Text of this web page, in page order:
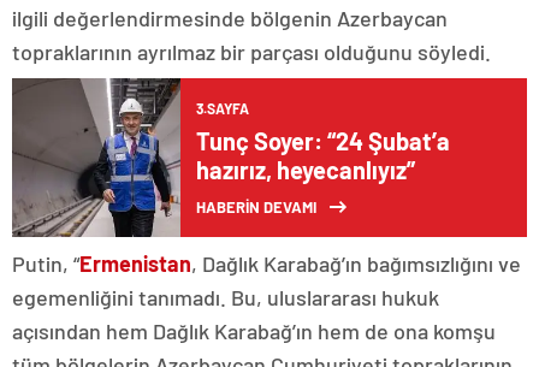
ilgili değerlendirmesinde bölgenin Azerbaycan
topraklarının ayrılmaz bir parçası olduğunu söyledi.
3.SAYFA
Tunç Soyer: “24 Şubat’a
hazırız, heyecanlıyız”
HABERİN DEVAMI
Putin, “Ermenistan, Dağlık Karabağ’ın bağımsızlığını ve
egemenliğini tanımadı. Bu, uluslararası hukuk
açısından hem Dağlık Karabağ’ın hem de ona komşu